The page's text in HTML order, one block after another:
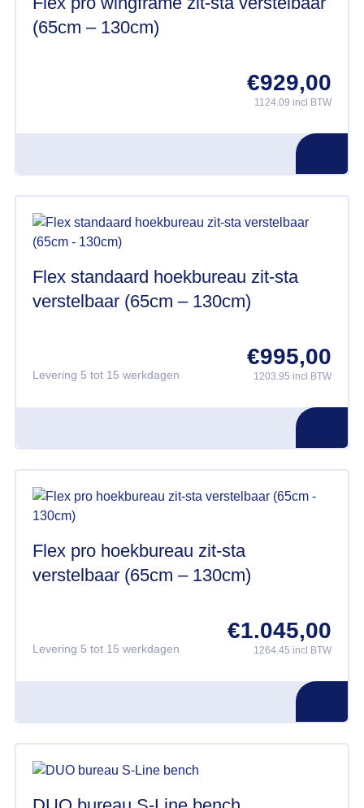
(65cm – 130cm)
€929,00
1124.09 incl BTW
Flex standaard hoekbureau zit-sta
verstelbaar (65cm – 130cm)
Levering 5 tot 15 werkdagen
€995,00
1203.95 incl BTW
Flex pro hoekbureau zit-sta
verstelbaar (65cm – 130cm)
Levering 5 tot 15 werkdagen
€1.045,00
1264.45 incl BTW